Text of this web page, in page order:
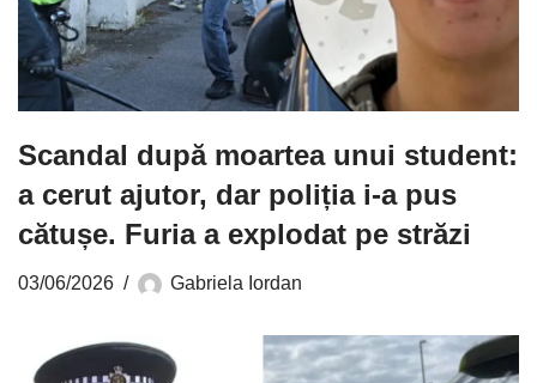
Scandal după moartea unui student:
a cerut ajutor, dar poliția i-a pus
cătușe. Furia a explodat pe străzi
03/06/2026 Gabriela Iordan